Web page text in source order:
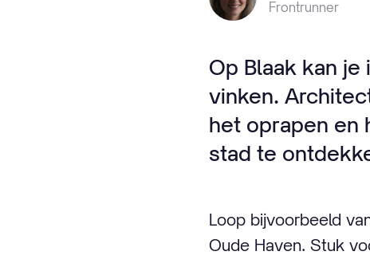
Frontrunner
Op Blaak kan
vinken.
het oprapen en
stad te
Loop bijvoorbeeld
Oude Haven. Stuk